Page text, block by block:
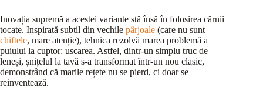
Inovația supremă a acestei variante stă însă în folosirea cărnii
tocate. Inspirată subtil din vechile pârjoale (care nu sunt
chiftele, mare atenție), tehnica rezolvă marea problemă a
puiului la cuptor: uscarea. Astfel, dintr-un simplu truc de
leneși, șnițelul la tavă s-a transformat într-un nou clasic,
demonstrând că marile rețete nu se pierd, ci doar se
reinventează.